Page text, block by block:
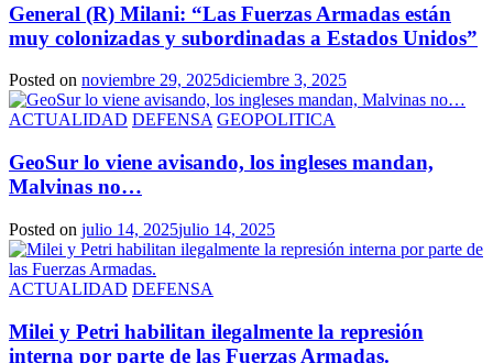
General (R) Milani: “Las Fuerzas Armadas están
muy colonizadas y subordinadas a Estados Unidos”
Posted on noviembre 29, 2025diciembre 3, 2025
ACTUALIDAD DEFENSA GEOPOLITICA
GeoSur lo viene avisando, los ingleses mandan,
Malvinas no…
Posted on julio 14, 2025julio 14, 2025
ACTUALIDAD DEFENSA
Milei y Petri habilitan ilegalmente la represión
interna por parte de las Fuerzas Armadas.